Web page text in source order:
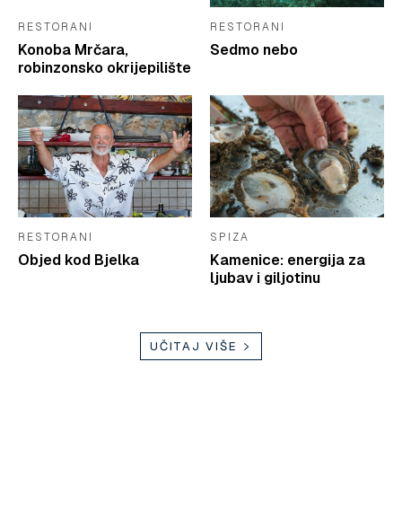
RESTORANI
Konoba Mrčara,
robinzonsko okrijepilište
RESTORANI
Sedmo nebo
RESTORANI
Objed kod Bjelka
SPIZA
Kamenice: energija za
ljubav i giljotinu
UČITAJ VIŠE